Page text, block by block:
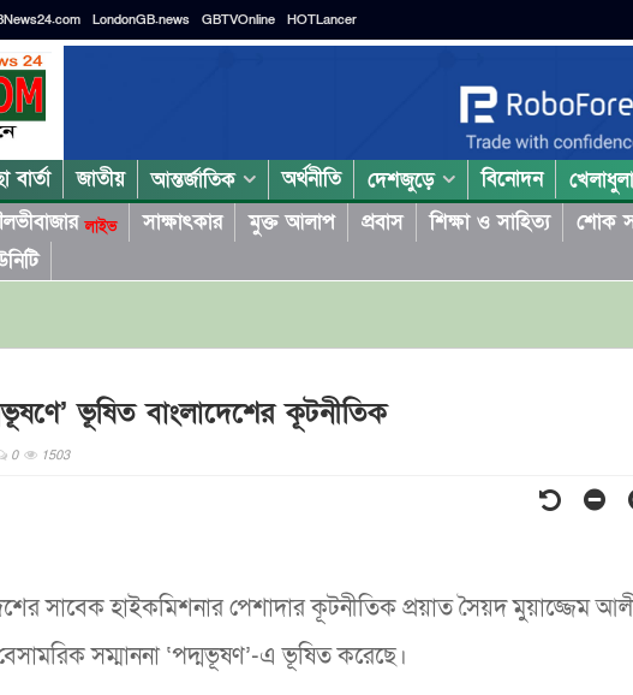
LondonGB.news GBTVOnline HOTLancer
বার্তা জাতীয় আন্তর্জাতিক অর্থনীতি দেশজুড়ে বিনোদন
লাইভ সাক্ষাৎকার মুক্ত আলাপ প্রবাস শিক্ষা ও সাহিত্য শোক
ভূষিত বাংলাদেশের কূটনীতিক
0 1503
সাবেক হাইকমিশনার পেশাদার কূটনীতিক প্রয়াত সৈয়দ মুয়াজ্জেম
সম্মাননা ‘পদ্মভূষণ’-এ ভূষিত করেছে।